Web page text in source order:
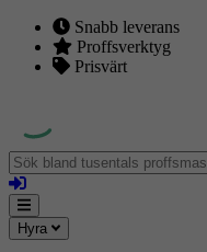
Snabb leverans
Proffsverktyg
Prisvärt
Sök
bland
tusentals
proffsmaskiner
Logga
in
Mina
sidor
Meny
Hyra